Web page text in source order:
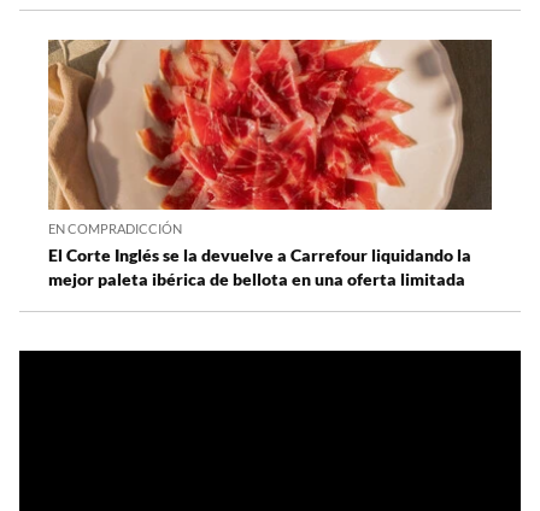
EN COMPRADICCIÓN
El Corte Inglés se la devuelve a Carrefour liquidando la
mejor paleta ibérica de bellota en una oferta limitada